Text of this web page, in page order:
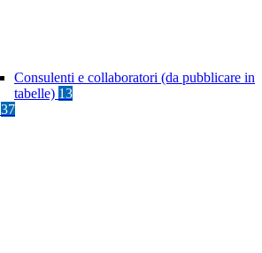
Consulenti e collaboratori (da pubblicare in
tabelle) 13
37